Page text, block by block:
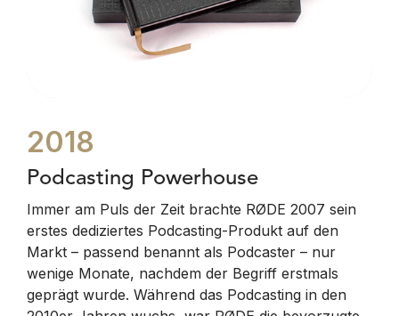
2018
Podcasting Powerhouse
Immer am Puls der Zeit brachte RØDE 2007 sein
erstes dediziertes Podcasting-Produkt auf den
Markt – passend benannt als Podcaster – nur
wenige Monate, nachdem der Begriff erstmals
geprägt wurde. Während das Podcasting in den